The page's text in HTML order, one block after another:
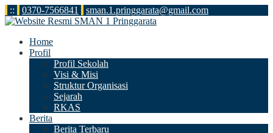
:: 0370-7566841 sman.1.pringgarata@gmail.com
Home
Profil
Profil Sekolah
Visi & Misi
Struktur Organisasi
Sejarah
RKAS
Berita
Berita Terbaru